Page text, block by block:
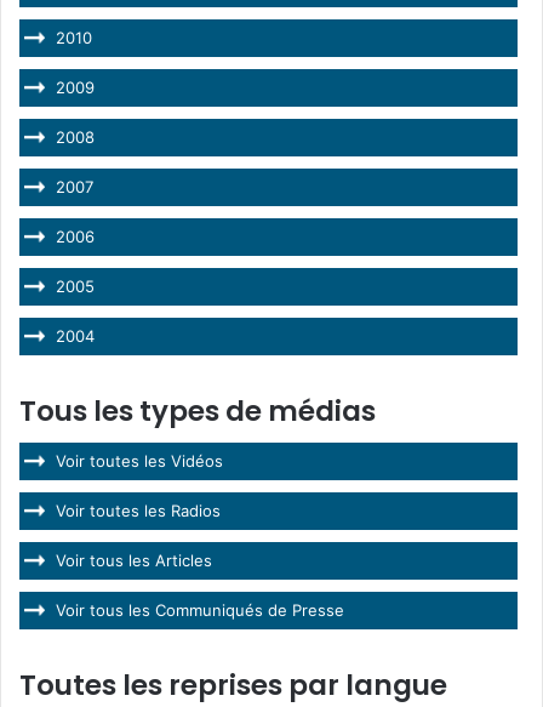
2010
2009
2008
2007
2006
2005
2004
Tous les types de médias
Voir toutes les Vidéos
Voir toutes les Radios
Voir tous les Articles
Voir tous les Communiqués de Presse
Toutes les reprises par langue